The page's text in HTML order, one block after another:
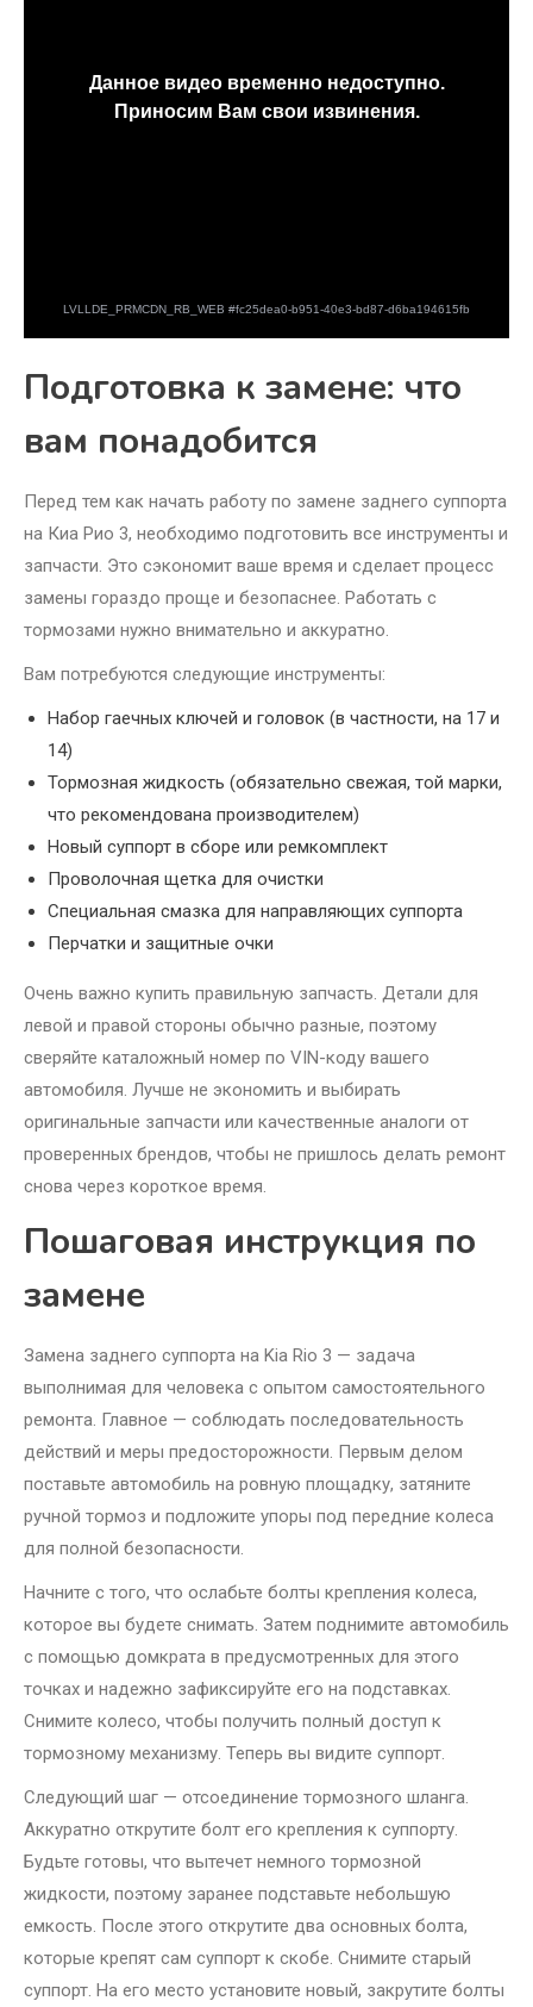
Подготовка к замене: что
вам понадобится
Перед тем как начать работу по замене заднего суппорта
на Киа Рио 3, необходимо подготовить все инструменты и
запчасти. Это сэкономит ваше время и сделает процесс
замены гораздо проще и безопаснее. Работать с
тормозами нужно внимательно и аккуратно.
Вам потребуются следующие инструменты:
Набор гаечных ключей и головок (в частности, на 17 и
14)
Тормозная жидкость (обязательно свежая, той марки,
что рекомендована производителем)
Новый суппорт в сборе или ремкомплект
Проволочная щетка для очистки
Специальная смазка для направляющих суппорта
Перчатки и защитные очки
Очень важно купить правильную запчасть. Детали для
левой и правой стороны обычно разные, поэтому
сверяйте каталожный номер по VIN-коду вашего
автомобиля. Лучше не экономить и выбирать
оригинальные запчасти или качественные аналоги от
проверенных брендов, чтобы не пришлось делать ремонт
снова через короткое время.
Пошаговая инструкция по
замене
Замена заднего суппорта на Kia Rio 3 — задача
выполнимая для человека с опытом самостоятельного
ремонта. Главное — соблюдать последовательность
действий и меры предосторожности. Первым делом
поставьте автомобиль на ровную площадку, затяните
ручной тормоз и подложите упоры под передние колеса
для полной безопасности.
Начните с того, что ослабьте болты крепления колеса,
которое вы будете снимать. Затем поднимите автомобиль
с помощью домкрата в предусмотренных для этого
точках и надежно зафиксируйте его на подставках.
Снимите колесо, чтобы получить полный доступ к
тормозному механизму. Теперь вы видите суппорт.
Следующий шаг — отсоединение тормозного шланга.
Аккуратно открутите болт его крепления к суппорту.
Будьте готовы, что вытечет немного тормозной
жидкости, поэтому заранее подставьте небольшую
емкость. После этого открутите два основных болта,
которые крепят сам суппорт к скобе. Снимите старый
суппорт. На его место установите новый, закрутите болты